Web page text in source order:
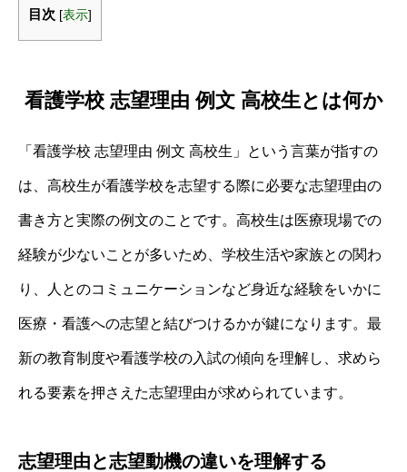
目次 [表示]
看護学校 志望理由 例文 高校生とは何か
「看護学校 志望理由 例文 高校生」という言葉が指すの
は、高校生が看護学校を志望する際に必要な志望理由の
書き方と実際の例文のことです。高校生は医療現場での
経験が少ないことが多いため、学校生活や家族との関わ
り、人とのコミュニケーションなど身近な経験をいかに
医療・看護への志望と結びつけるかが鍵になります。最
新の教育制度や看護学校の入試の傾向を理解し、求めら
れる要素を押さえた志望理由が求められています。
志望理由と志望動機の違いを理解する